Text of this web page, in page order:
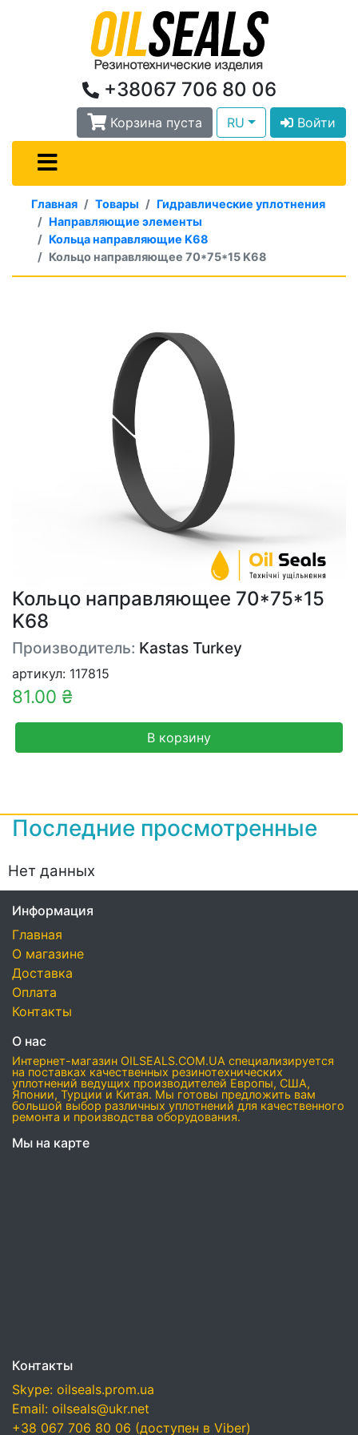
+38067 706 80 06
Корзина пуста RU Войти
Главная Товары
Гидравлические уплотнения
Направляющие элементы
Кольца направляющие K68
Кольцо направляющее 70*75*15 K68
Кольцо направляющее 70*75*15
K68
Производитель: Kastas Turkey
артикул: 117815
81.00 ₴
В корзину
Последние просмотренные
Нет данных
Информация
Главная
О магазине
Доставка
Оплата
Контакты
О нас
Интернет-магазин OILSEALS.COM.UA специализируется
на поставках качественных резинотехнических
уплотнений ведущих производителей Европы, США,
Японии, Турции и Китая. Мы готовы предложить вам
большой выбор различных уплотнений для качественного
ремонта и производства оборудования.
Мы на карте
Контакты
Skype: oilseals.prom.ua
Email: oilseals@ukr.net
+38 067 706 80 06 (доступен в Viber)